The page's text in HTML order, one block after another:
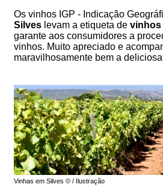
Os vinhos IGP - Indicação
Silves levam a etiqueta de vinhos
garante aos consumidores a
vinhos. Muito apreciado e
maravilhosamente bem a
Vinhas em Silves © / Ilustração